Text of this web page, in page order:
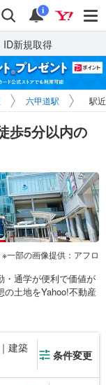
検索 通知
i
ID新規取得
六甲道駅 駅
歩5分以内の
一部の画像提供：アフロ
・通学が便利で価値が
土地をYahoo!不動産
建築
条件変更